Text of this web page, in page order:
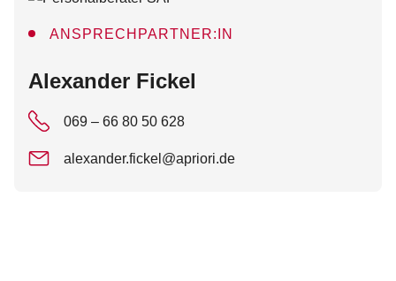
ANSPRECHPARTNER:IN
:
Alexander Fickel
069 – 66 80 50 628
alexander.fickel@apriori.de